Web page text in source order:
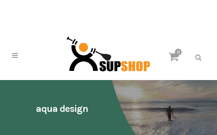
0
aqua design